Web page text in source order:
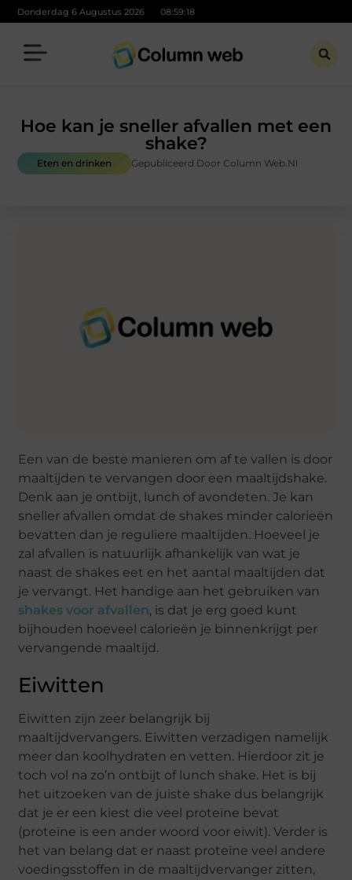
Donderdag 6 Augustus 2026 08:59:19
Hoe kan je sneller afvallen met een
shake?
Eten en drinken Gepubliceerd Door Column Web.nl
Een van de beste manieren om af te vallen is door
maaltijden te vervangen door een maaltijdshake.
Denk aan je ontbijt, lunch of avondeten. Je kan
sneller afvallen omdat de shakes minder calorieën
bevatten dan je reguliere maaltijden. Hoeveel je
zal afvallen is natuurlijk afhankelijk van wat je
naast de shakes eet en het aantal maaltijden dat
je vervangt. Het handige aan het gebruiken van
shakes voor afvallen, is dat je erg goed kunt
bijhouden hoeveel calorieën je binnenkrijgt per
vervangende maaltijd.
Eiwitten
Eiwitten zijn zeer belangrijk bij
maaltijdvervangers. Eiwitten verzadigen namelijk
meer dan koolhydraten en vetten. Hierdoor zit je
toch vol na zo’n ontbijt of lunch shake. Het is bij
het uitzoeken van de juiste shake dus belangrijk
dat je er een kiest die veel proteïne bevat
(proteïne is een ander woord voor eiwit). Verder is
het van belang dat er naast proteïne veel andere
voedingsstoffen in de maaltijdvervanger zitten,